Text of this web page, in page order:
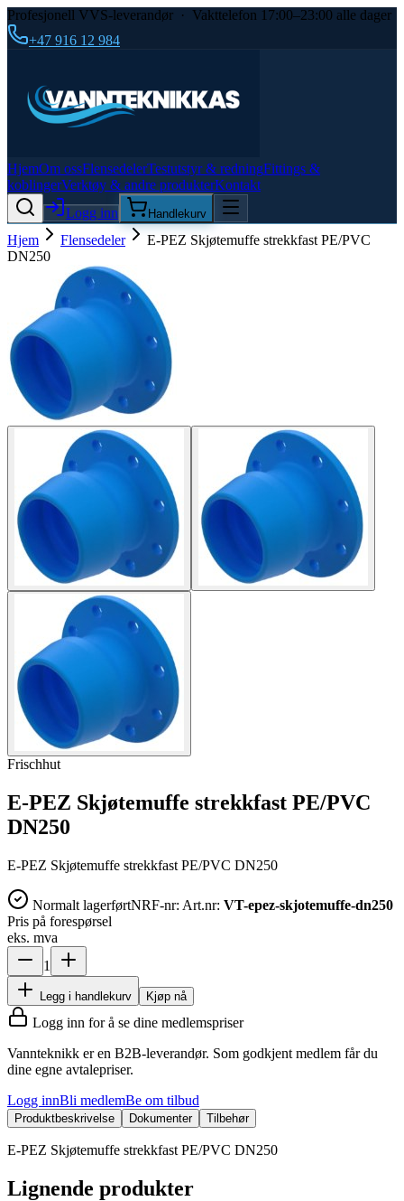
Profesjonell VVS-leverandør · Vakttelefon 17:00–23:00 alle dager
+47 916 12 984
HjemOm ossFlensedelerTestutstyr & redningFittings &
koblingerVerktøy & andre produkterKontakt
Logg inn
Handlekurv
Hjem Flensedeler
E-PEZ Skjøtemuffe strekkfast PE/PVC
DN250
Frischhut
E-PEZ Skjøtemuffe strekkfast PE/PVC
DN250
E-PEZ Skjøtemuffe strekkfast PE/PVC DN250
Normalt lagerførtNRF-nr: Art.nr: VT-epez-skjotemuffe-dn250
Pris på forespørsel
eks. mva
1
Legg i handlekurv Kjøp nå
Logg inn for å se dine medlemspriser
Vannteknikk er en B2B-leverandør. Som godkjent medlem får du
dine egne avtalepriser.
Logg innBli medlemBe om tilbud
Produktbeskrivelse Dokumenter Tilbehør
E-PEZ Skjøtemuffe strekkfast PE/PVC DN250
Lignende produkter